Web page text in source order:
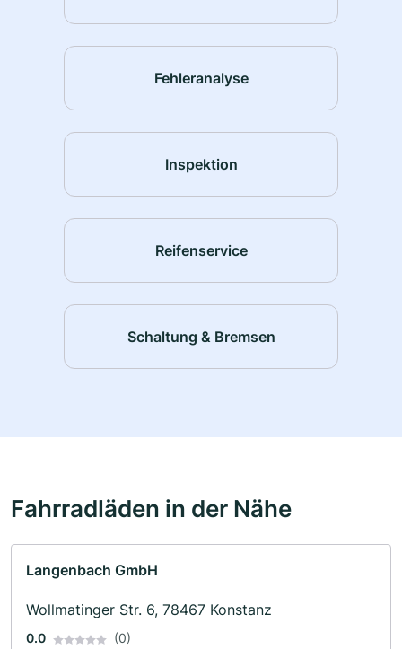
Fehleranalyse
Inspektion
Reifenservice
Schaltung & Bremsen
Fahrradläden in der Nähe
Langenbach GmbH
Wollmatinger Str. 6, 78467 Konstanz
0.0 (0)